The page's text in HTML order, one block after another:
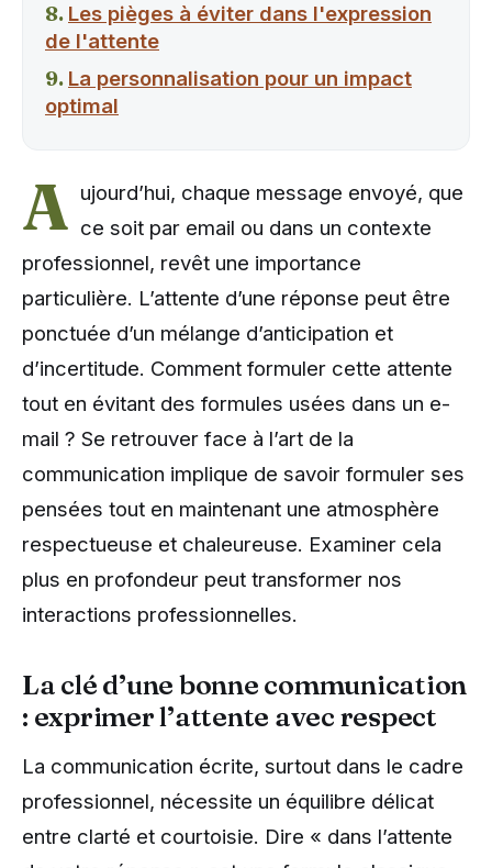
Les pièges à éviter dans l'expression
de l'attente
La personnalisation pour un impact
optimal
A ujourd’hui, chaque message envoyé, que
ce soit par email ou dans un contexte
professionnel, revêt une importance
particulière. L’attente d’une réponse peut être
ponctuée d’un mélange d’anticipation et
d’incertitude. Comment formuler cette attente
tout en évitant des formules usées dans un e-
mail ? Se retrouver face à l’art de la
communication implique de savoir formuler ses
pensées tout en maintenant une atmosphère
respectueuse et chaleureuse. Examiner cela
plus en profondeur peut transformer nos
interactions professionnelles.
La clé d’une bonne communication
: exprimer l’attente avec respect
La communication écrite, surtout dans le cadre
professionnel, nécessite un équilibre délicat
entre clarté et courtoisie. Dire « dans l’attente